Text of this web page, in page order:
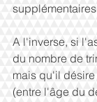
A l'inverse, si
du nombre de
mais qu'il
(entre l'âge du